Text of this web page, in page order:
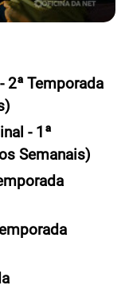
2ª Temporada
- 1ª
Semanais)